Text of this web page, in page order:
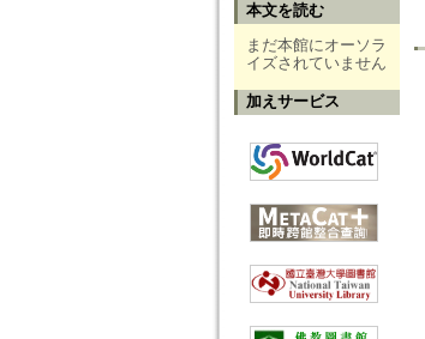
本文を読む
まだ本館にオーソラ
イズされていません
加えサービス